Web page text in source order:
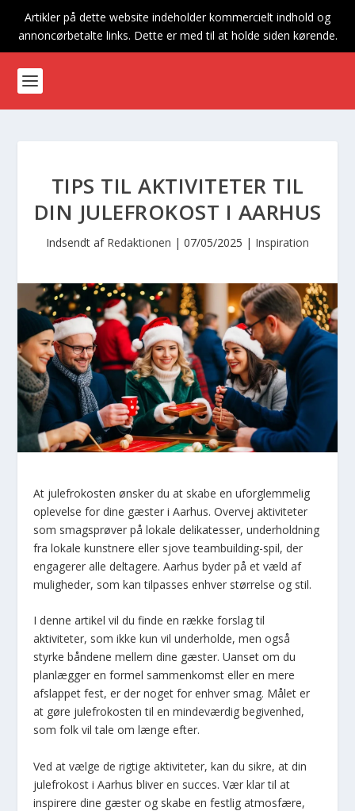
Artikler på dette website indeholder kommercielt indhold og
annoncørbetalte links. Dette er med til at holde siden kørende.
TIPS TIL AKTIVITETER TIL
DIN JULEFROKOST I AARHUS
Indsendt af Redaktionen | 07/05/2025 | Inspiration
At julefrokosten ønsker du at skabe en uforglemmelig
oplevelse for dine gæster i Aarhus. Overvej aktiviteter
som smagsprøver på lokale delikatesser, underholdning
fra lokale kunstnere eller sjove teambuilding-spil, der
engagerer alle deltagere. Aarhus byder på et væld af
muligheder, som kan tilpasses enhver størrelse og stil.
I denne artikel vil du finde en række forslag til
aktiviteter, som ikke kun vil underholde, men også
styrke båndene mellem dine gæster. Uanset om du
planlægger en formel sammenkomst eller en mere
afslappet fest, er der noget for enhver smag. Målet er
at gøre julefrokosten til en mindeværdig begivenhed,
som folk vil tale om længe efter.
Ved at vælge de rigtige aktiviteter, kan du sikre, at din
julefrokost i Aarhus bliver en succes. Vær klar til at
inspirere dine gæster og skabe en festlig atmosfære,